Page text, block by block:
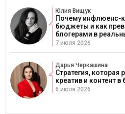
Юлия Вищук
Почему инфлюенс-
бюджеты и как
блогерами в
7 июля 2026
Дарья Черкашина
Стратегия, которая
креатив и контент в
6 июля 2026